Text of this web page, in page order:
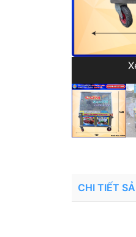
CHI TIẾT